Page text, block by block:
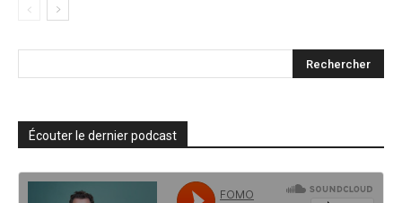
Écouter le dernier podcast